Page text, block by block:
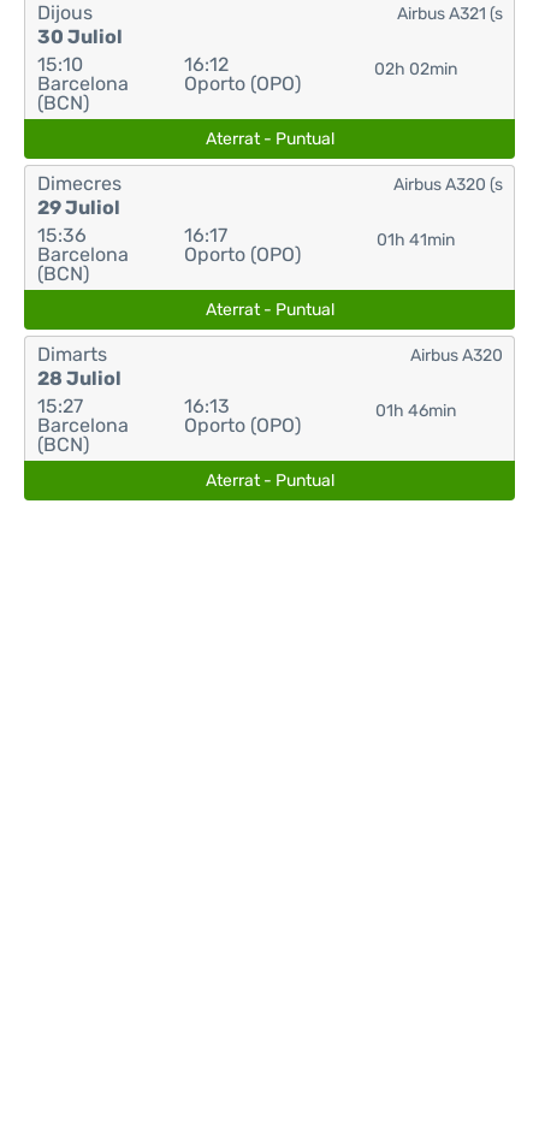
Dijous
30 Juliol
15:10
Barcelona
(BCN)
16:12
Oporto (OPO)
02h 02min
Airbus A321 (s
Aterrat - Puntual
Dimecres
29 Juliol
15:36
Barcelona
(BCN)
16:17
Oporto (OPO)
01h 41min
Airbus A320 (s
Aterrat - Puntual
Dimarts
28 Juliol
15:27
Barcelona
(BCN)
16:13
Oporto (OPO)
01h 46min
Airbus A320
Aterrat - Puntual